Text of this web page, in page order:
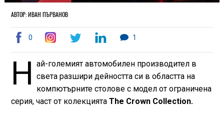
АВТОР: ИВАН ПЪРВАНОВ
0 1
Н ай-големият автомобилен производител в
света разшири дейността си в областта на
компютърните столове с модел от ограничена
серия, част от колекциятаThe Crown Collection.